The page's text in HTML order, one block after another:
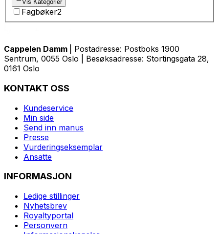
Vis Kategorier
Fagbøker2
Cappelen Damm
| Postadresse: Postboks 1900
Sentrum, 0055 Oslo | Besøksadresse: Stortingsgata 28,
0161 Oslo
KONTAKT OSS
Kundeservice
Min side
Send inn manus
Presse
Vurderingseksemplar
Ansatte
INFORMASJON
Ledige stillinger
Nyhetsbrev
Royaltyportal
Personvern